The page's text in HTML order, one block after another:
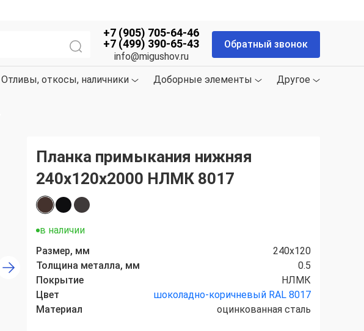
+7 (905) 705-64-46
+7 (499) 390-65-43
info@migushov.ru
Обратный звонок
Отливы, откосы, наличники Доборные элементы Другое
Планка примыкания нижняя
240х120х2000 НЛМК 8017
в наличии
Размер, мм
240x120
Толщина металла, мм
0.5
Покрытие
НЛМК
Цвет
шоколадно-коричневый RAL 8017
Материал
оцинкованная сталь